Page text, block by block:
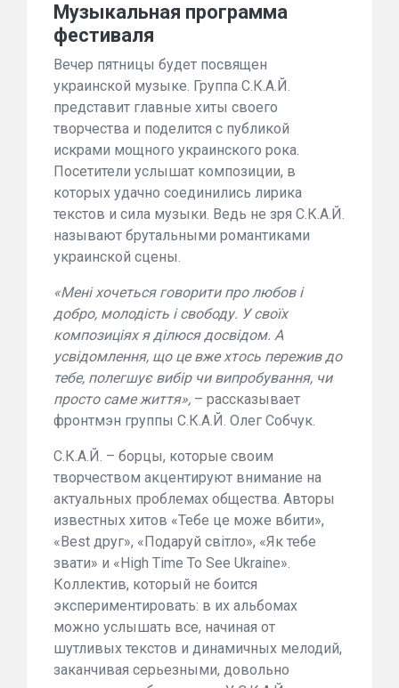
Музыкальная программа
фестиваля
Вечер пятницы будет посвящен
украинской музыке. Группа С.К.А.Й.
представит главные хиты своего
творчества и поделится с публикой
искрами мощного украинского рока.
Посетители услышат композиции, в
которых удачно соединились лирика
текстов и сила музыки. Ведь не зря С.К.А.Й.
называют брутальными романтиками
украинской сцены.
«Мені хочеться говорити про любов і
добро, молодість і свободу. У своїх
композиціях я ділюся досвідом. А
усвідомлення, що це вже хтось пережив до
тебе, полегшує вибір чи випробування, чи
просто саме життя», – рассказывает
фронтмэн группы С.К.А.Й. Олег Собчук.
С.К.А.Й. – борцы, которые своим
творчеством акцентируют внимание на
актуальных проблемах общества. Авторы
известных хитов «Тебе це може вбити»,
«Best друг», «Подаруй світло», «Як тебе
звати» и «High Time To See Ukraine».
Коллектив, который не боится
экспериментировать: в их альбомах
можно услышать все, начиная от
шутливых текстов и динамичных мелодий,
заканчивая серьезными, довольно